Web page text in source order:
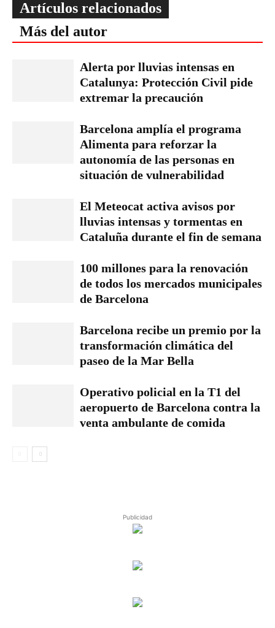
Artículos relacionados
Más del autor
Alerta por lluvias intensas en
Catalunya: Protección Civil pide
extremar la precaución
Barcelona amplía el programa
Alimenta para reforzar la
autonomía de las personas en
situación de vulnerabilidad
El Meteocat activa avisos por
lluvias intensas y tormentas en
Cataluña durante el fin de semana
100 millones para la renovación
de todos los mercados municipales
de Barcelona
Barcelona recibe un premio por la
transformación climática del
paseo de la Mar Bella
Operativo policial en la T1 del
aeropuerto de Barcelona contra la
venta ambulante de comida
Publicidad